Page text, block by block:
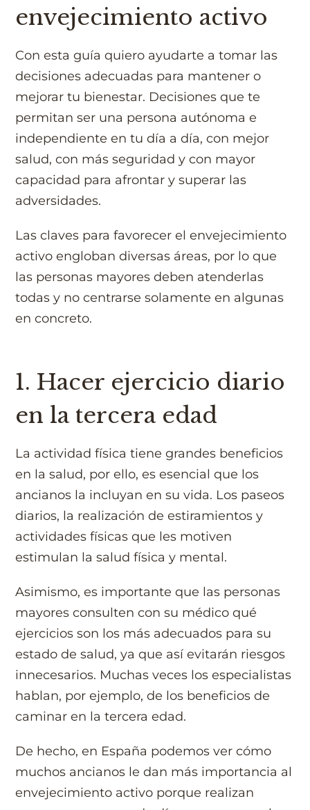
envejecimiento activo
Con esta guía quiero ayudarte a tomar las
decisiones adecuadas para mantener o
mejorar tu bienestar. Decisiones que te
permitan ser una persona autónoma e
independiente en tu día a día, con mejor
salud, con más seguridad y con mayor
capacidad para afrontar y superar las
adversidades.
Las claves para favorecer el envejecimiento
activo engloban diversas áreas, por lo que
las personas mayores deben atenderlas
todas y no centrarse solamente en algunas
en concreto.
1. Hacer ejercicio diario
en la tercera edad
La actividad física tiene grandes beneficios
en la salud, por ello, es esencial que los
ancianos la incluyan en su vida. Los paseos
diarios, la realización de estiramientos y
actividades físicas que les motiven
estimulan la salud física y mental.
Asimismo, es importante que las personas
mayores consulten con su médico qué
ejercicios son los más adecuados para su
estado de salud, ya que así evitarán riesgos
innecesarios. Muchas veces los especialistas
hablan, por ejemplo, de los beneficios de
caminar en la tercera edad.
De hecho, en España podemos ver cómo
muchos ancianos le dan más importancia al
envejecimiento activo porque realizan